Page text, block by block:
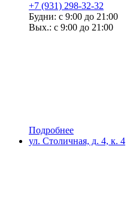
+7 (931) 298-32-32
Будни: с 9:00 до 21:00
Вых.: с 9:00 до 21:00
Подробнее
ул. Столичная, д. 4, к. 4